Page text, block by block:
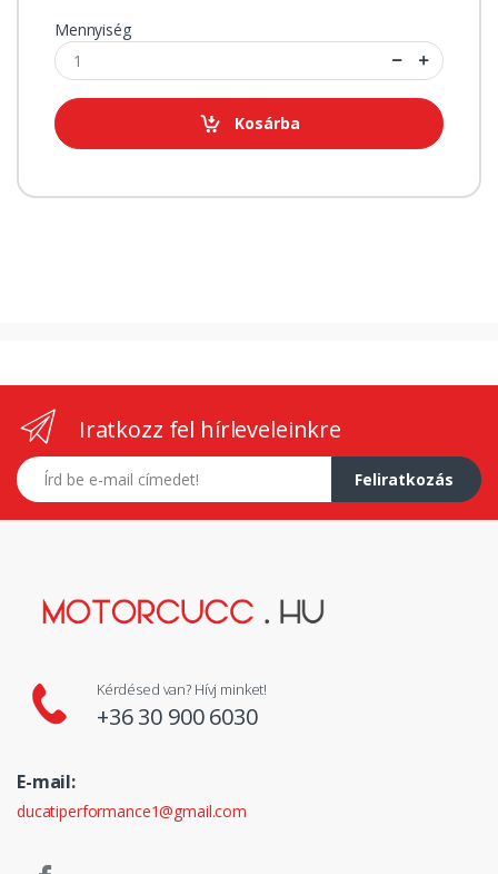
Mennyiség
Kosárba
Iratkozz fel hírleveleinkre
E-mail címed
Feliratkozás
Kérdésed van? Hívj minket!
+36 30 900 6030
E-mail:
ducatiperformance1@gmail.com